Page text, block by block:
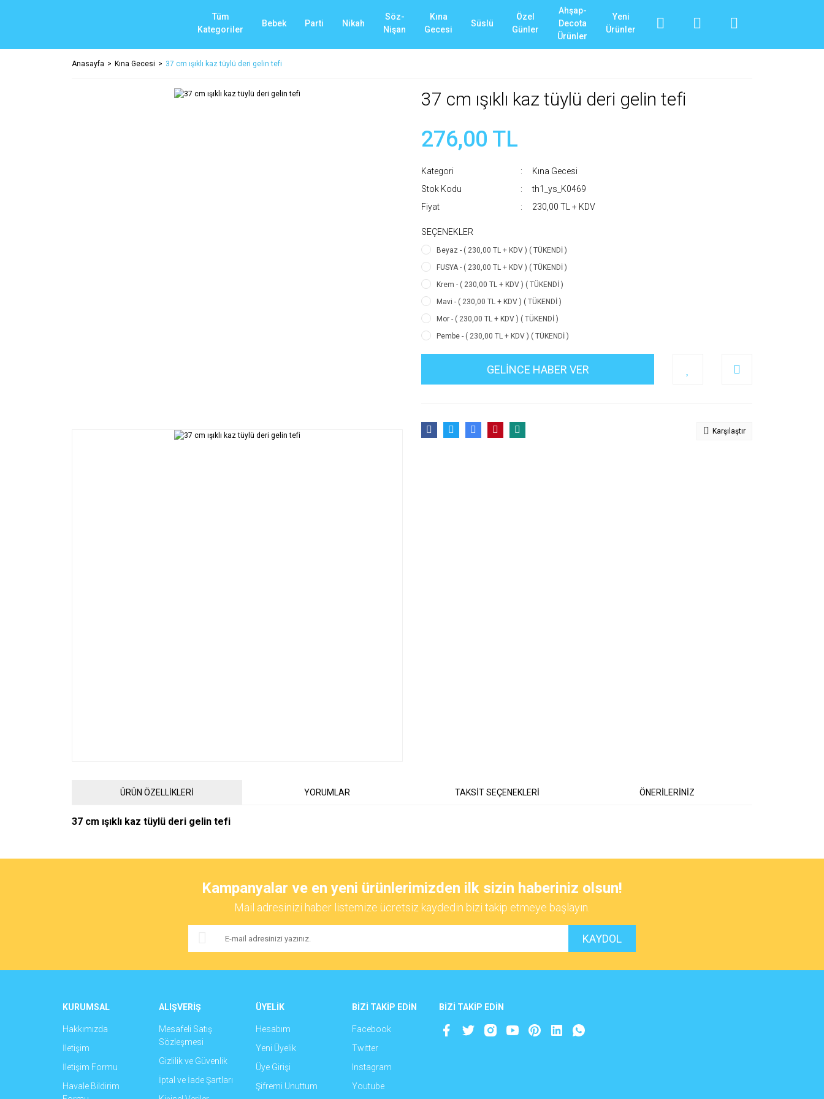
Tüm
Kategoriler
Bebek Parti Nikah
Söz-
Nişan
Kına
Gecesi
Süslü
Özel
Günler
Ahşap-
Decota
Ürünler
Yeni
Ürünler
Anasayfa Kına Gecesi 37 cm ışıklı kaz tüylü deri gelin tefi
37 cm ışıklı kaz tüylü deri gelin tefi
276,00 TL
Kategori
Kına Gecesi
Stok Kodu
th1_ys_K0469
Fiyat
230,00 TL + KDV
SEÇENEKLER
Beyaz - ( 230,00 TL + KDV ) ( TÜKENDİ )
FUSYA - ( 230,00 TL + KDV ) ( TÜKENDİ )
Krem - ( 230,00 TL + KDV ) ( TÜKENDİ )
Mavi - ( 230,00 TL + KDV ) ( TÜKENDİ )
Mor - ( 230,00 TL + KDV ) ( TÜKENDİ )
Pembe - ( 230,00 TL + KDV ) ( TÜKENDİ )
GELİNCE HABER VER
Karşılaştır
ÜRÜN ÖZELLİKLERİ YORUMLAR TAKSİT SEÇENEKLERİ ÖNERİLERİNİZ
37 cm ışıklı kaz tüylü deri gelin tefi
Yorum Yaz
Ürün resmi kalitesiz, bozuk veya görüntülenemiyor.
Kampanyalar ve en yeni ürünlerimizden ilk sizin haberiniz olsun!
Mail adresinizi haber listemize ücretsiz kaydedin bizi takip etmeye başlayın.
KAYDOL
KURUMSAL
Hakkımızda
İletişim
İletişim Formu
Havale Bildirim
ALIŞVERİŞ
Mesafeli Satış
Sözleşmesi
Gizlilik ve Güvenlik
İptal ve İade Şartları
ÜYELİK
Hesabım
Yeni Üyelik
Üye Girişi
Şifremi Unuttum
BİZİ TAKİP EDİN
Facebook
Twitter
Instagram
Youtube
BİZİ TAKİP EDİN